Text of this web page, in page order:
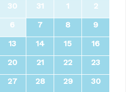
30 31 1
2
6 7 8
9
13 14 15
16
20 21 22
23
27 28 29
30